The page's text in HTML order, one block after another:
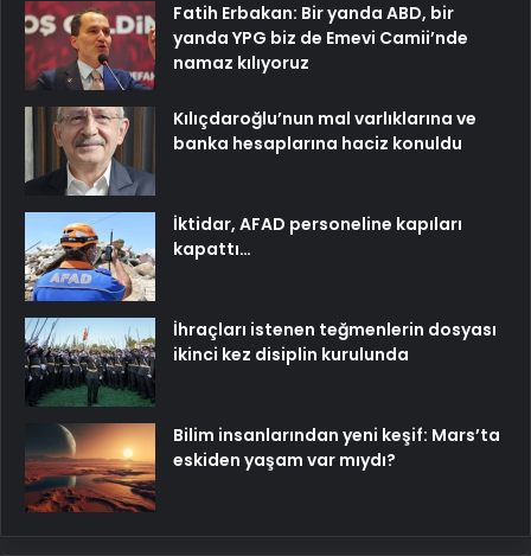
Fatih Erbakan: Bir yanda ABD, bir
yanda YPG biz de Emevi Camii’nde
namaz kılıyoruz
Kılıçdaroğlu’nun mal varlıklarına ve
banka hesaplarına haciz konuldu
İktidar, AFAD personeline kapıları
kapattı…
İhraçları istenen teğmenlerin dosyası
ikinci kez disiplin kurulunda
Bilim insanlarından yeni keşif: Mars’ta
eskiden yaşam var mıydı?